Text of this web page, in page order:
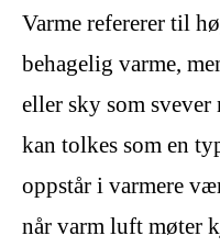
Varme refererer til
behagelig varme,
eller sky som
kan tolkes som en
oppstår i varmere
når varm luft møter